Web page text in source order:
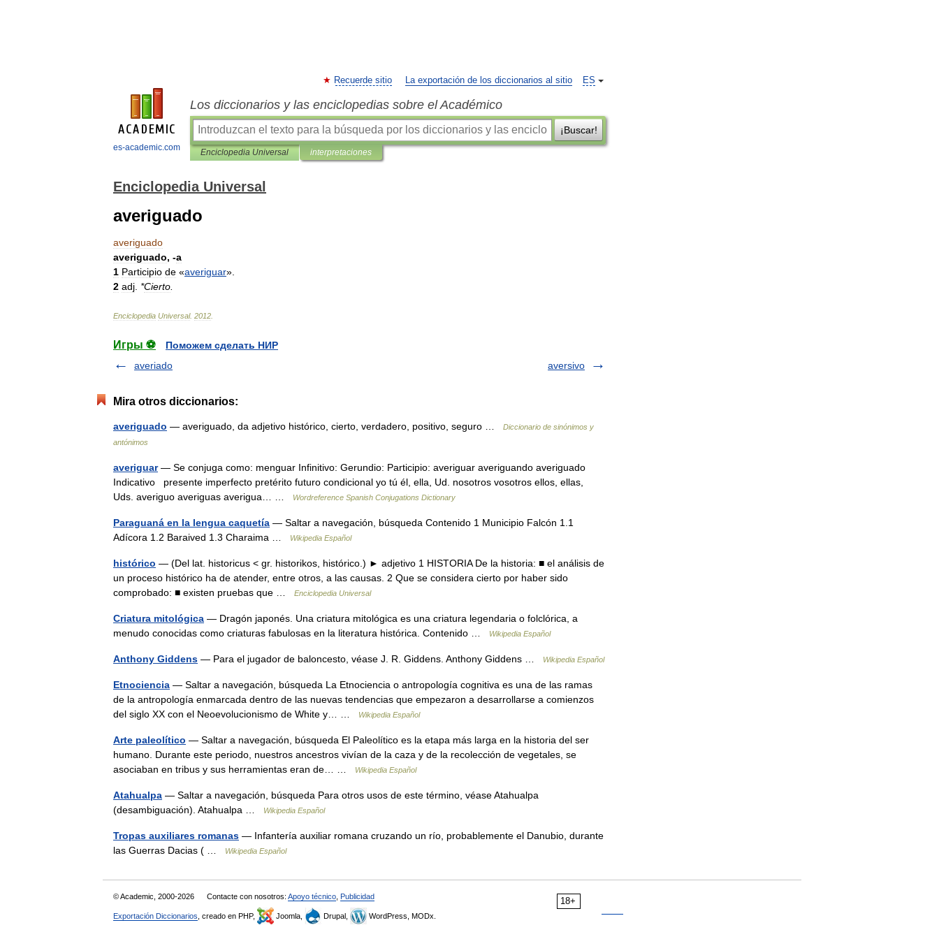
es-academic.com
ES
Recuerde sitio La exportación de los diccionarios al sitio
Los diccionarios y las enciclopedias sobre el Académico
¡Buscar!
Enciclopedia Universal interpretaciones
Enciclopedia Universal
averiguado
averiguado
averiguado, -a
1 Participio de «averiguar».
2 adj *Cierto
Enciclopedia Universal. 2012
Игры ⚽
Поможем сделать НИР
averiado
aversivo
Mira otros diccionarios:
averiguado — averiguado, da adjetivo histórico, cierto, verdadero, positivo, seguro …
Diccionario de sinónimos y
antónimos
averiguar— Se conjuga como: menguar Infinitivo: Gerundio: Participio: averiguar averiguando averiguado
Indicativo presente imperfecto pretérito futuro condicional yo tú él, ella, Ud. nosotros vosotros ellos, ellas,
Uds. averiguo averiguas averigua… …
Wordreference Spanish Conjugations Dictionary
Paraguaná en la lengua caquetía — Saltar a navegación, búsqueda Contenido 1 Municipio Falcón 1.1
Adícora 1.2 Baraived 1.3 Charaima …
Wikipedia Español
histórico — (Del lat. historicus < gr. historikos, histórico.) ► adjetivo 1 HISTORIA De la historia: ■ el análisis de
un proceso histórico ha de atender, entre otros, a las causas. 2 Que se considera cierto por haber sido
comprobado: ■ existen pruebas que …
Enciclopedia Universal
Criatura mitológica — Dragón japonés. Una criatura mitológica es una criatura legendaria o folclórica, a
menudo conocidas como criaturas fabulosas en la literatura histórica. Contenido …
Wikipedia Español
Anthony Giddens — Para el jugador de baloncesto, véase J. R. Giddens. Anthony Giddens … Wikipedia Español
Etnociencia — Saltar a navegación, búsqueda La Etnociencia o antropología cognitiva es una de las ramas
de la antropología enmarcada dentro de las nuevas tendencias que empezaron a desarrollarse a comienzos
del siglo XX con el Neoevolucionismo de White y… …
Wikipedia Español
Arte paleolítico — Saltar a navegación, búsqueda El Paleolítico es la etapa más larga en la historia del ser
humano. Durante este periodo, nuestros ancestros vivían de la caza y de la recolección de vegetales, se
asociaban en tribus y sus herramientas eran de… …
Wikipedia Español
Atahualpa — Saltar a navegación, búsqueda Para otros usos de este término, véase Atahualpa
(desambiguación). Atahualpa …
Wikipedia Español
Tropas auxiliares romanas — Infantería auxiliar romana cruzando un río, probablemente el Danubio, durante
las Guerras Dacias ( …
Wikipedia Español
18+
© Academic, 2000-2026 Contacte con nosotros: Apoyo técnico Publicidad
Exportación Diccionarios , creado en PHP, Joomla, Drupal, WordPress, MODx.